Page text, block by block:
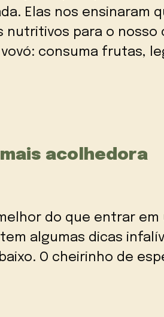
Elas nos ensinaram
para o nosso
consuma frutas,
acolhedora
do que entrar
algumas dicas
O cheirinho de